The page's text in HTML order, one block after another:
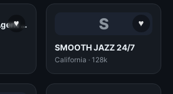
♥ SomaFM Secret Agent (128k MP3) ♥
S
SMOOTH JAZZ 24/7
California · 128k